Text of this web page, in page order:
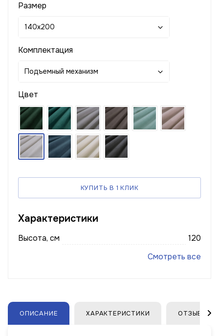
Размер
140x200
Комплектация
Подъемный механизм
Цвет
КУПИТЬ В 1 КЛИК
Характеристики
Высота, см
120
Смотреть все
ОПИСАНИЕ ХАРАКТЕРИСТИКИ ОТЗЫВЫ